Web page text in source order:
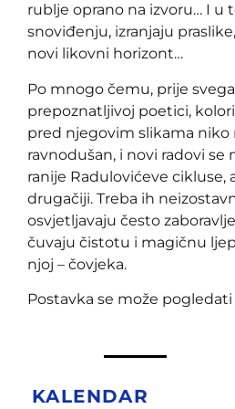
rublje oprano na izvoru… I u
snoviđenju, izranjaju
novi likovni horizont…
Po mnogo čemu, prije
prepoznatljivoj poetici,
pred njegovim slikama niko
ravnodušan, i novi radovi se
ranije Radulovićeve cikluse,
drugačiji. Treba ih
osvjetljavaju često
čuvaju čistotu i magičnu
njoj – čovjeka.
Postavka se može
KALENDAR